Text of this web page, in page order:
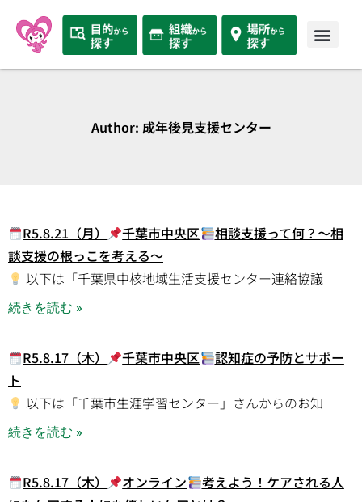
Author: 成年後見支援センター
R5.8.21（月） 千葉市中央区
相談支援って何？～相
談支援の根っこを考える～
以下は「千葉県中核地域生活支援センター連絡協議
続きを読む »
R5.8.17（木） 千葉市中央区
認知症の予防とサポー
ト
以下は「千葉市生涯学習センター」さんからのお知
続きを読む »
R5.8.17（木） オンライン
考えよう！ケアされる人